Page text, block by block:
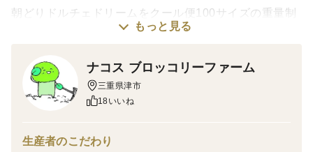
朝どりドルチェドリームをクール便100サイズの重量制
限10㎏ギリギリまで、入るだけ詰めてその日のうちに発
ナコスのとうもろこしのメイン品種のひとつ、バイカ
もっと見る
ナコス ブロッコリーファーム
三重県津市
18いいね
生産者のこだわり